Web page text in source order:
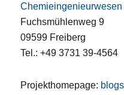
Chemieingenieurwesen
Fuchsmühlenweg 9
09599 Freiberg
Tel.: +49 3731 39-4564
Projekthomepage: